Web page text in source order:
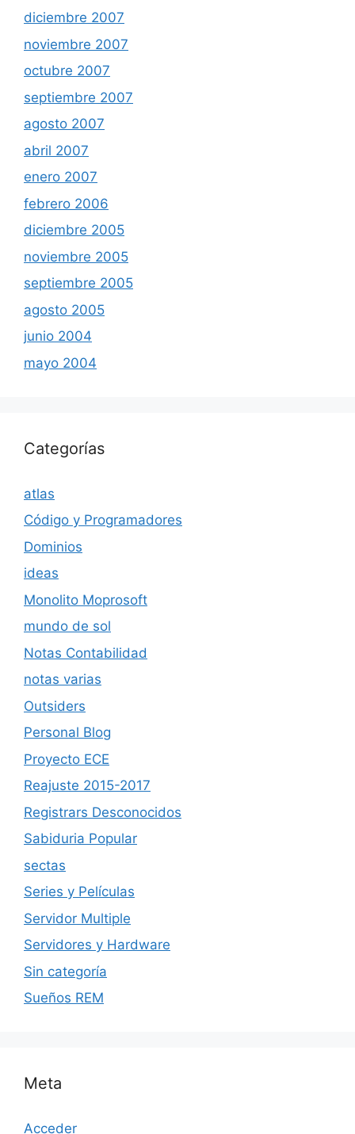
diciembre 2007
noviembre 2007
octubre 2007
septiembre 2007
agosto 2007
abril 2007
enero 2007
febrero 2006
diciembre 2005
noviembre 2005
septiembre 2005
agosto 2005
junio 2004
mayo 2004
Categorías
atlas
Código y Programadores
Dominios
ideas
Monolito Moprosoft
mundo de sol
Notas Contabilidad
notas varias
Outsiders
Personal Blog
Proyecto ECE
Reajuste 2015-2017
Registrars Desconocidos
Sabiduria Popular
sectas
Series y Películas
Servidor Multiple
Servidores y Hardware
Sin categoría
Sueños REM
Meta
Acceder